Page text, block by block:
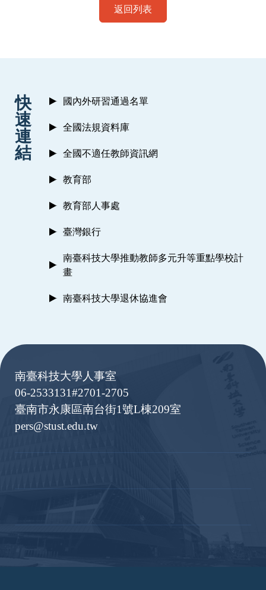
返回列表
快
速
連
結
國內外研習通過名單
全國法規資料庫
全國不適任教師資訊網
教育部
教育部人事處
臺灣銀行
南臺科技大學推動教師多元升等重點學校計
畫
南臺科技大學退休協進會
南臺科技大學人事室
06-2533131#2701-2705
臺南市永康區南台街1號L棟209室
pers@stust.edu.tw